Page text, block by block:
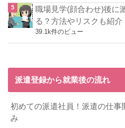
職場見学(顔合わせ)後に
る？方法やリスクも紹介
39.1k件のビュー
派遣登録から就業後の流れ
初めての派遣社員！派遣の仕事
み